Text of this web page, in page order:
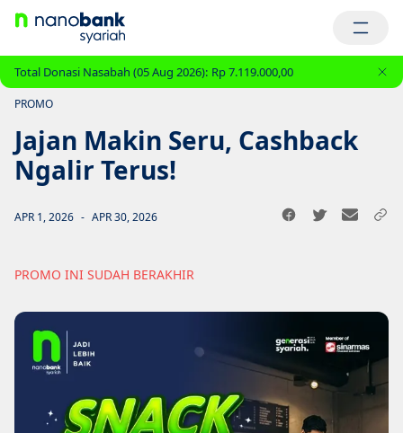
Total Donasi Nasabah (05 Aug 2026): Rp 7.119.000,00
PROMO
Jajan Makin Seru, Cashback
Ngalir Terus!
APR 1, 2026 - APR 30, 2026
PROMO INI SUDAH BERAKHIR